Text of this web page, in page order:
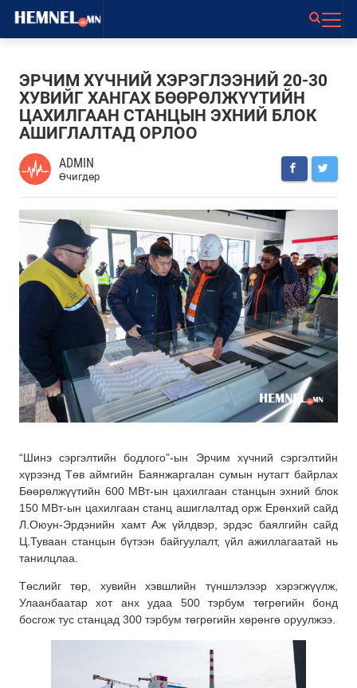
ЭРЧИМ ХҮЧНИЙ ХЭРЭГЛЭЭНИЙ 20-30
ХУВИЙГ ХАНГАХ БӨӨРӨЛЖҮҮТИЙН
ЦАХИЛГААН СТАНЦЫН ЭХНИЙ БЛОК
АШИГЛАЛТАД ОРЛОО
ADMIN
Өчигдөр
“Шинэ сэргэлтийн бодлого”-ын Эрчим хүчний сэргэлтийн
хүрээнд Төв аймгийн Баянжаргалан сумын нутагт байрлах
Бөөрөлжүүтийн 600 МВт-ын цахилгаан станцын эхний блок
150 МВт-ын цахилгаан станц ашиглалтад орж Ерөнхий сайд
Л.Оюун-Эрдэнийн хамт Аж үйлдвэр, эрдэс баялгийн сайд
Ц.Туваан станцын бүтээн байгуулалт, үйл ажиллагаатай нь
танилцлаа.
Төслийг төр, хувийн хэвшлийн түншлэлээр хэрэгжүүлж,
Улаанбаатар хот анх удаа 500 тэрбум төгрөгийн бонд
босгож тус станцад 300 тэрбум төгрөгийн хөрөнгө оруулжээ.